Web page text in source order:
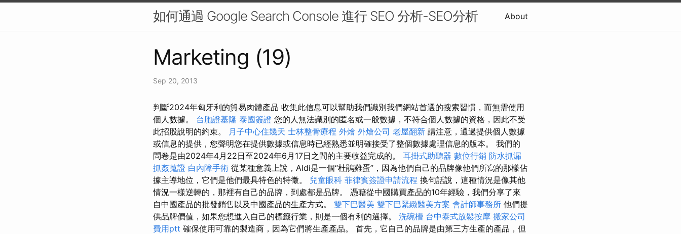
如何通過 Google Search Console 進行 SEO 分析-SEO分析 About
Marketing (19)
Sep 20, 2013
判斷2024年匈牙利的貿易肉體產品 收集此信息可以幫助我們識別我們網站首選的搜索習慣，而無需使用
個人數據。 台胞證基隆 泰國簽證 您的人無法識別的匿名或一般數據，不符合個人數據的資格，因此不受
此招股說明的約束。
月子中心住幾天 士林整骨療程 外燴 外燴公司 老屋翻新 請注意，通過提供個人數據
或信息的提供，您聲明您在提供數據或信息時已經熟悉並明確接受了整個數據處理信息的版本。 我們的
問卷是由2024年4月22日至2024年6月17日之間的主要收益完成的。 耳掛式助聽器 數位行銷 防水抓漏
抓姦蒐證 白內障手術 從某種意義上說，Aldi是一個“杜鵑雞蛋”，因為他們自己的品牌像他們所寫的那樣佔
據主導地位，它們是他們最具特色的特徵。 兒童眼科 菲律賓簽證申請流程 換句話說，這種情況是像其他
情況一樣逆轉的，那裡有自己的品牌，到處都是品牌。 憑藉從中國購買產品的10年經驗，我們分享了來
自中國產品的批發銷售以及中國產品的生產方式。 雙下巴醫美 雙下巴緊緻醫美方案 會計師事務所 他們提
供品牌價值，如果您想進入自己的標籤行業，則是一個有利的選擇。 洗碗槽 台中泰式放鬆按摩 搬家公司
費用ptt 確保使用可靠的製造商，因為它們將生產產品。 首先，它自己的品牌是由第三方生產的產品，但